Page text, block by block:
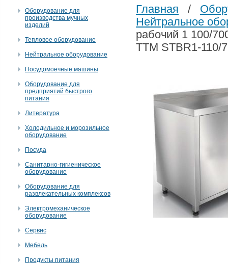
Оборудование для
производства мучных
изделий
Тепловое оборудование
Нейтральное оборудование
Посудомоечные машины
Оборудование для
предприятий быстрого
питания
Литература
Холодильное и морозильное
оборудование
Посуда
Санитарно-гигиеническое
оборудование
Оборудование для
развлекательных комплексов
Электромеханическое
оборудование
Сервис
Мебель
Продукты питания
Главная /
Нейтральное
рабочий 1 100/
ТТМ STBR1-110/7